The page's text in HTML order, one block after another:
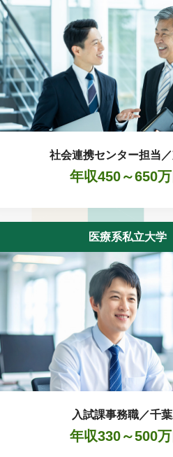
社会連携センター担当
年収450～650万
医療系私立大学
入試課事務職／千
年収330～500万